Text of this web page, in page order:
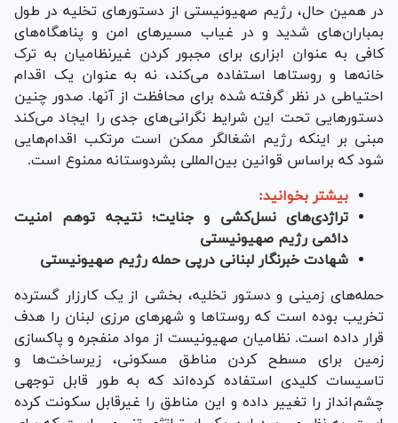
در همین حال، رژیم صهیونیستی از دستور‌های تخلیه در طول
بمباران‌های شدید و در غیاب مسیر‌های امن و پناهگاه‌های
کافی به عنوان ابزاری برای مجبور کردن غیرنظامیان به ترک
خانه‌ها و روستا‌ها استفاده می‌کند، نه به عنوان یک اقدام
احتیاطی در نظر گرفته شده برای محافظت از آنها. صدور چنین
دستور‌هایی تحت این شرایط نگرانی‌های جدی را ایجاد می‌کند
مبنی بر اینکه رژیم اشغالگر ممکن است مرتکب اقدام‌هایی
شود که براساس قوانین بین‌المللی بشردوستانه ممنوع است.
بیشتر بخوانید:
تراژدی‌های نسل‌کشی و جنایت؛ نتیجه توهم امنیت
دائمی رژیم صهیونیستی
شهادت خبرنگار لبنانی درپی حمله رژیم صهیونیستی
حمله‌های زمینی و دستور تخلیه، بخشی از یک کارزار گسترده
تخریب بوده است که روستا‌ها و شهر‌های مرزی لبنان را هدف
قرار داده است. نظامیان صهیونیست از مواد منفجره و پاکسازی
زمین برای مسطح کردن مناطق مسکونی، زیرساخت‌ها و
تاسیسات کلیدی استفاده کرده‌اند که به طور قابل توجهی
چشم‌انداز را تغییر داده و این مناطق را غیرقابل سکونت کرده